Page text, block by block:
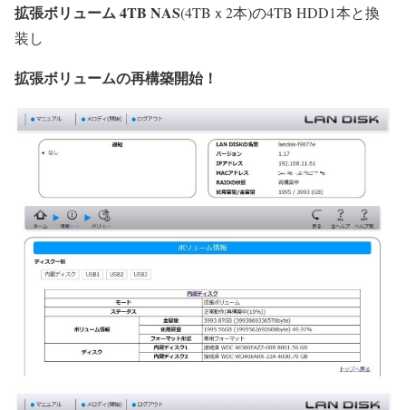
拡張ボリューム 4TB NAS(4TBｘ2本)の4TB HDD1本と換
装し
拡張ボリュームの再構築開始！